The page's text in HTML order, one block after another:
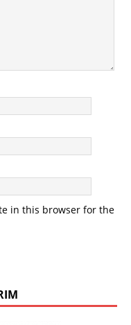
in this browser for the